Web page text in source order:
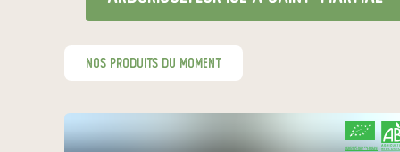
nos produits du moment
CERTIFIÉ PAR FR-BIO-01
AGRICULTURE FRANCE